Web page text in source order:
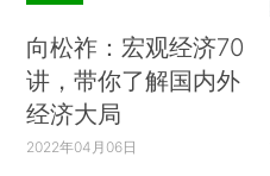
向松祚：宏观经济70
讲，带你了解国内外
经济大局
2022年04月06日